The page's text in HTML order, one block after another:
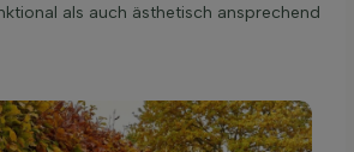
als auch ästhetisch ansprechend